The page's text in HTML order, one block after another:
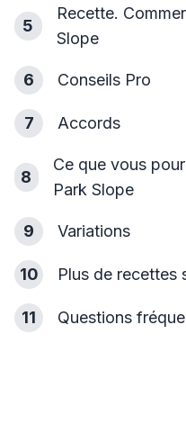
5
Recette.
Slope
6 Conseils Pro
7 Accords
8
Ce que vous
Park Slope
9 Variations
10 Plus de recettes
11 Questions